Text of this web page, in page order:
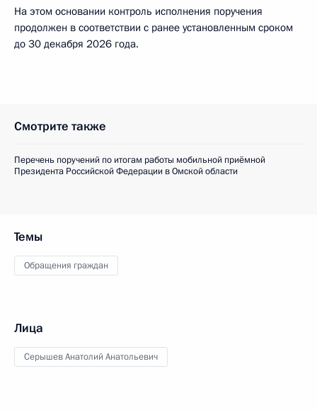
На этом основании контроль исполнения поручения
продолжен в соответствии с ранее установленным сроком
до 30 декабря 2026 года.
Смотрите также
Перечень поручений по итогам работы мобильной приёмной
Президента Российской Федерации в Омской области
Темы
Обращения граждан
Лица
Серышев Анатолий Анатольевич